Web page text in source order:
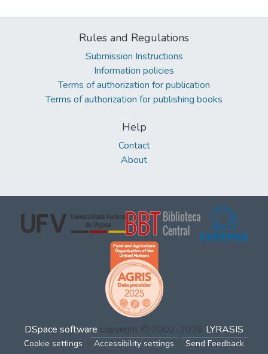
Rules and Regulations
Submission Instructions
Information policies
Terms of authorization for publication
Terms of authorization for publishing books
Help
Contact
About
DSpace software copyright © 2002-2026 LYRASIS
Cookie settings Accessibility settings Send Feedback